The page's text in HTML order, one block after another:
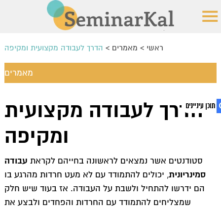
3. עבודה סמינריונית
ראשי > מאמרים > הדרך לעבודה מקצועית ומקיפה
מאמרים
מה נדרש בעת כתיבת עבודת סמינריון?
למה לבחור בנו?
כללים חשובים בעת כתיבת העבודה
דגשים חשובים בעת כתיבת עבודת סמינריון
כתיבת עבודה אקדמית – כללים שחשוב ליישם
עבודות אקדמיות – איך לעבור אותן בשלום?
הדרך לעבודה מקצועית
ומקיפה
סטודנטים אשר נמצאים לראשונה בחייהם לקראת עבודה
סמינריונית, יכולים להתמודד עם לא מעט חרדות מהרגע בו
הם ידרשו להתחיל ולשבת על העבודה. אז בעוד שיש חלק
שמצליחים להתמודד עם החרדות והפחדים ולבצע את